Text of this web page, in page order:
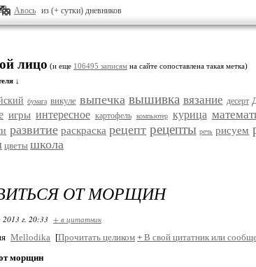
Авось из (+ сутки) дневников
лицо (и еще 106495 записям на сайте сопоставлена такая метка)
↓
бумага викуле выпечка вышивка вязание десерт
игры интересное картофель компьютер курица
развитие раскраска рецепт рецепты речь рисуем
цветы школа
ОТ МОРЩИН
2013 г. 20:33 + в цитатник
Mellodika [Прочитать целиком + В свой цитатник или
морщин